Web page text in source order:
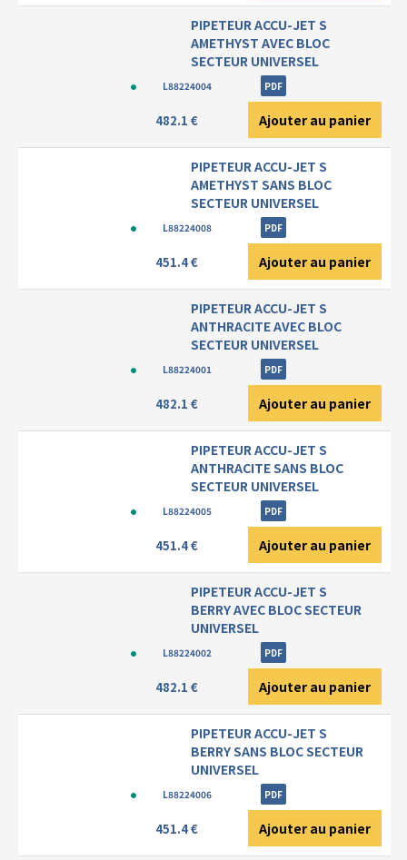
PIPETEUR ACCU-JET S
AMETHYST AVEC BLOC
SECTEUR UNIVERSEL
L88224004 PDF
482.1 € Ajouter au panier
PIPETEUR ACCU-JET S
AMETHYST SANS BLOC
SECTEUR UNIVERSEL
L88224008 PDF
451.4 € Ajouter au panier
PIPETEUR ACCU-JET S
ANTHRACITE AVEC BLOC
SECTEUR UNIVERSEL
L88224001 PDF
482.1 € Ajouter au panier
PIPETEUR ACCU-JET S
ANTHRACITE SANS BLOC
SECTEUR UNIVERSEL
L88224005 PDF
451.4 € Ajouter au panier
PIPETEUR ACCU-JET S
BERRY AVEC BLOC SECTEUR
UNIVERSEL
L88224002 PDF
482.1 € Ajouter au panier
PIPETEUR ACCU-JET S
BERRY SANS BLOC SECTEUR
UNIVERSEL
L88224006 PDF
451.4 € Ajouter au panier